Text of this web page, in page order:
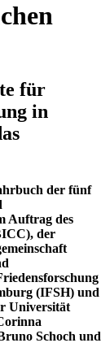
für
in
der fünf
Auftrag des
der
(IFSH) und
Universität
Schoch und